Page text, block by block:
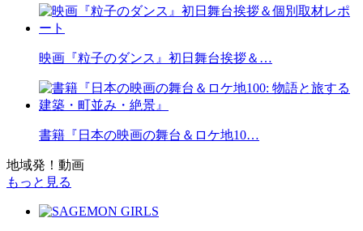
映画『粒子のダンス』初日舞台挨拶＆…
書籍『日本の映画の舞台＆ロケ地10…
地域発！動画
もっと見る